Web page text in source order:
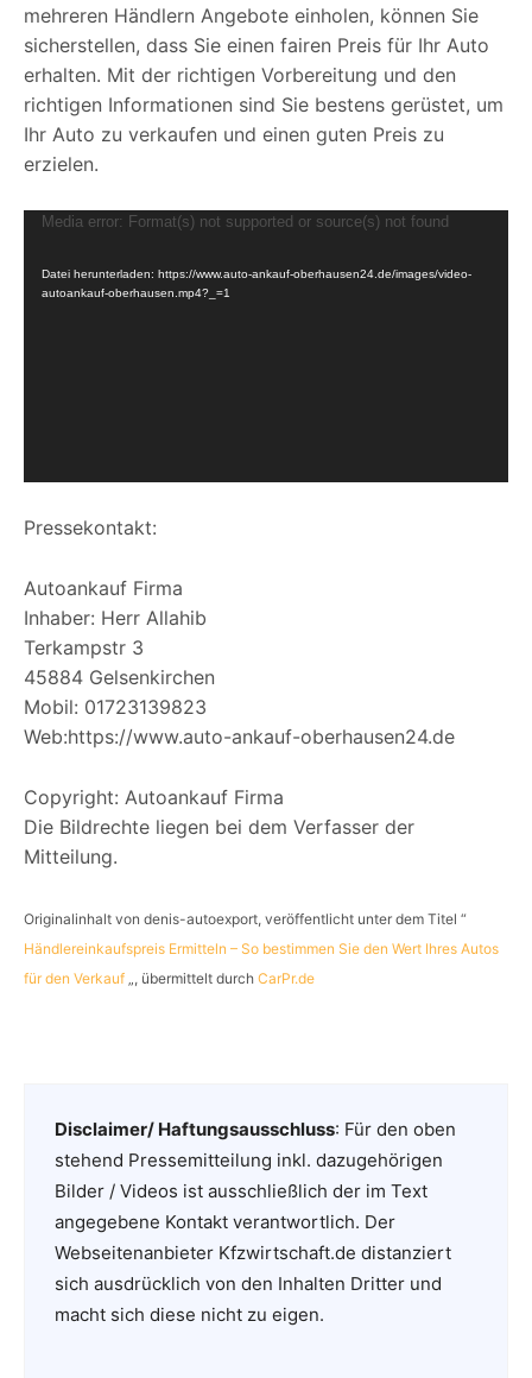
mehreren Händlern Angebote einholen, können Sie
sicherstellen, dass Sie einen fairen Preis für Ihr Auto
erhalten. Mit der richtigen Vorbereitung und den
richtigen Informationen sind Sie bestens gerüstet, um
Ihr Auto zu verkaufen und einen guten Preis zu
erzielen.
y
e
Media error: Format(s) not supported or source(s) not found
Datei herunterladen: https://www.auto-ankauf-oberhausen24.de/images/video-
autoankauf-oberhausen.mp4?_=1
Pressekontakt:
Autoankauf Firma
Inhaber: Herr Allahib
Terkampstr 3
45884 Gelsenkirchen
Mobil: 01723139823
Web:https://www.auto-ankauf-oberhausen24.de
Copyright: Autoankauf Firma
Die Bildrechte liegen bei dem Verfasser der
Mitteilung.
Originalinhalt von denis-autoexport, veröffentlicht unter dem Titel “
Händlereinkaufspreis Ermitteln – So bestimmen Sie den Wert Ihres Autos
für den Verkauf „, übermittelt durch CarPr.de
Disclaimer/ Haftungsausschluss: Für den oben
stehend Pressemitteilung inkl. dazugehörigen
Bilder / Videos ist ausschließlich der im Text
angegebene Kontakt verantwortlich. Der
Webseitenanbieter Kfzwirtschaft.de distanziert
sich ausdrücklich von den Inhalten Dritter und
macht sich diese nicht zu eigen.